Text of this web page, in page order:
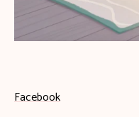
Facebook